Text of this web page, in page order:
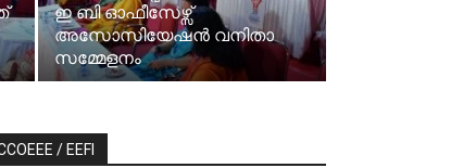
ഇ ബി ഓഫീസേഴ്സ്
അസോസിയേഷന്‍ വനിതാ
സമ്മേളനം
/ EEFI